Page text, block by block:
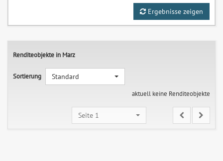
Ergebnisse zeigen
Renditeobjekte in Marz
Sortierung
Standard
aktuell keine Renditeobjekte
Seite 1